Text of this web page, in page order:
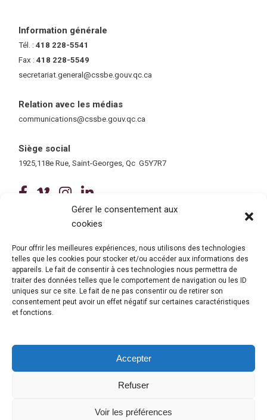
Gérer le consentement aux
cookies
Pour offrir les meilleures expériences, nous utilisons des technologies
telles que les cookies pour stocker et/ou accéder aux informations des
appareils. Le fait de consentir à ces technologies nous permettra de
traiter des données telles que le comportement de navigation ou les ID
uniques sur ce site. Le fait de ne pas consentir ou de retirer son
consentement peut avoir un effet négatif sur certaines caractéristiques
et fonctions.
Accepter
Refuser
Voir les préférences
Information générale
Tél. :418 228-5541
Fax :418 228-5549
secretariat.general@cssbe.gouv.qc.ca
Relation avec les médias
communications@cssbe.gouv.qc.ca
Siège social
1925,118e Rue, Saint-Georges, Qc G5Y7R7
(ce lien ouvre dans une nouvelle
(ce lien ouvre dans une nouvelle
(ce lien ouvre dans une
Tous droits réservés © 2026 Centre de services scolaire de la
Politique de confidentialité|Accessibilité
Conception site web : Ubéo solutions web(ce lien ouvre dans une nouvelle
© Gouvernement du Québec, 2026